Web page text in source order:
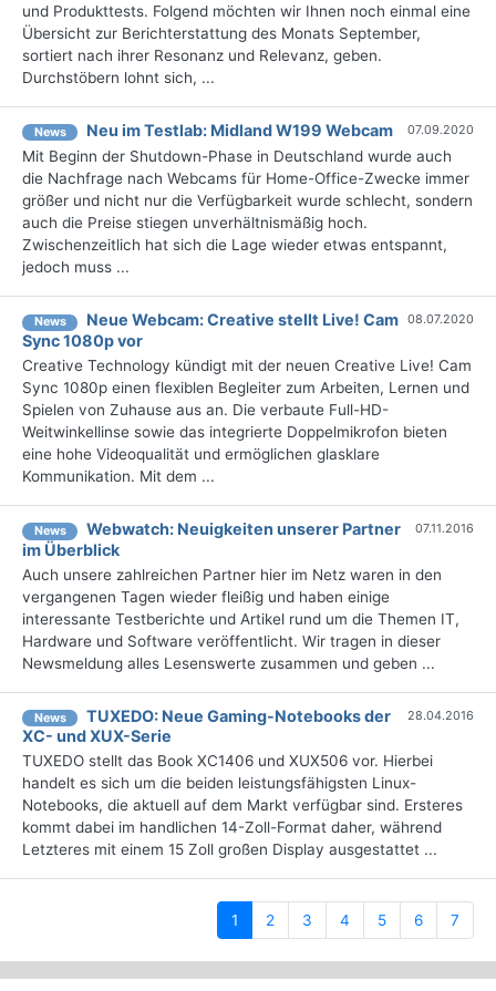
und Produkttests. Folgend möchten wir Ihnen noch einmal eine
Übersicht zur Berichterstattung des Monats September,
sortiert nach ihrer Resonanz und Relevanz, geben.
Durchstöbern lohnt sich, ...
News Neu im Testlab: Midland W199 Webcam 07.09.2020
Mit Beginn der Shutdown-Phase in Deutschland wurde auch
die Nachfrage nach Webcams für Home-Office-Zwecke immer
größer und nicht nur die Verfügbarkeit wurde schlecht, sondern
auch die Preise stiegen unverhältnismäßig hoch.
Zwischenzeitlich hat sich die Lage wieder etwas entspannt,
jedoch muss ...
News
Neue Webcam: Creative stellt Live! Cam
Sync 1080p vor
08.07.2020
Creative Technology kündigt mit der neuen Creative Live! Cam
Sync 1080p einen flexiblen Begleiter zum Arbeiten, Lernen und
Spielen von Zuhause aus an. Die verbaute Full-HD-
Weitwinkellinse sowie das integrierte Doppelmikrofon bieten
eine hohe Videoqualität und ermöglichen glasklare
Kommunikation. Mit dem ...
News
Webwatch: Neuigkeiten unserer Partner
im Überblick
07.11.2016
Auch unsere zahlreichen Partner hier im Netz waren in den
vergangenen Tagen wieder fleißig und haben einige
interessante Testberichte und Artikel rund um die Themen IT,
Hardware und Software veröffentlicht. Wir tragen in dieser
Newsmeldung alles Lesenswerte zusammen und geben ...
News
TUXEDO: Neue Gaming-Notebooks der
XC- und XUX-Serie
28.04.2016
TUXEDO stellt das Book XC1406 und XUX506 vor. Hierbei
handelt es sich um die beiden leistungsfähigsten Linux-
Notebooks, die aktuell auf dem Markt verfügbar sind. Ersteres
kommt dabei im handlichen 14-Zoll-Format daher, während
Letzteres mit einem 15 Zoll großen Display ausgestattet ...
1 (current)
2 3 4 5 6 7